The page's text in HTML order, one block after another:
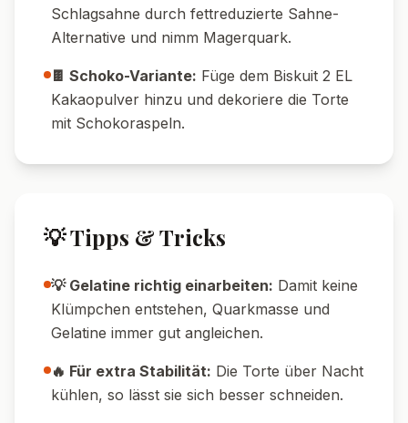
Schlagsahne durch fettreduzierte Sahne-
Alternative und nimm Magerquark.
🍫 Schoko-Variante: Füge dem Biskuit 2 EL
Kakaopulver hinzu und dekoriere die Torte
mit Schokoraspeln.
💡 Tipps & Tricks
💡 Gelatine richtig einarbeiten: Damit keine
Klümpchen entstehen, Quarkmasse und
Gelatine immer gut angleichen.
🔥 Für extra Stabilität: Die Torte über Nacht
kühlen, so lässt sie sich besser schneiden.